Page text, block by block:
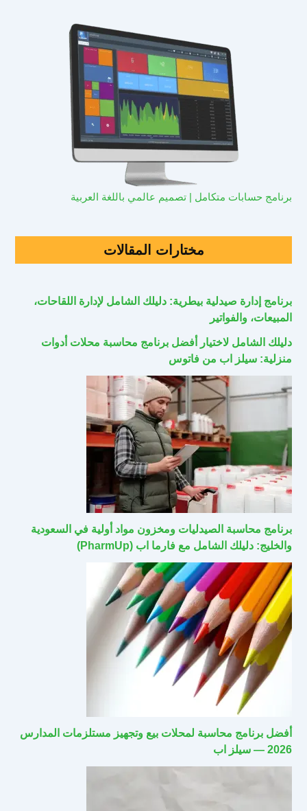
برنامج حسابات متكامل | تصميم عالمي باللغة العربية
مختارات المقالات
برنامج إدارة صيدلية بيطرية: دليلك الشامل لإدارة اللقاحات،
المبيعات، والفواتير
دليلك الشامل لاختيار أفضل برنامج محاسبة محلات أدوات
منزلية: سيلز اب من فاتوس
برنامج محاسبة الصيدليات ومخزون مواد أولية في السعودية
والخليج: دليلك الشامل مع فارما اب (PharmUp)
أفضل برنامج محاسبة لمحلات بيع وتجهيز مستلزمات المدارس
2026 — سيلز اب